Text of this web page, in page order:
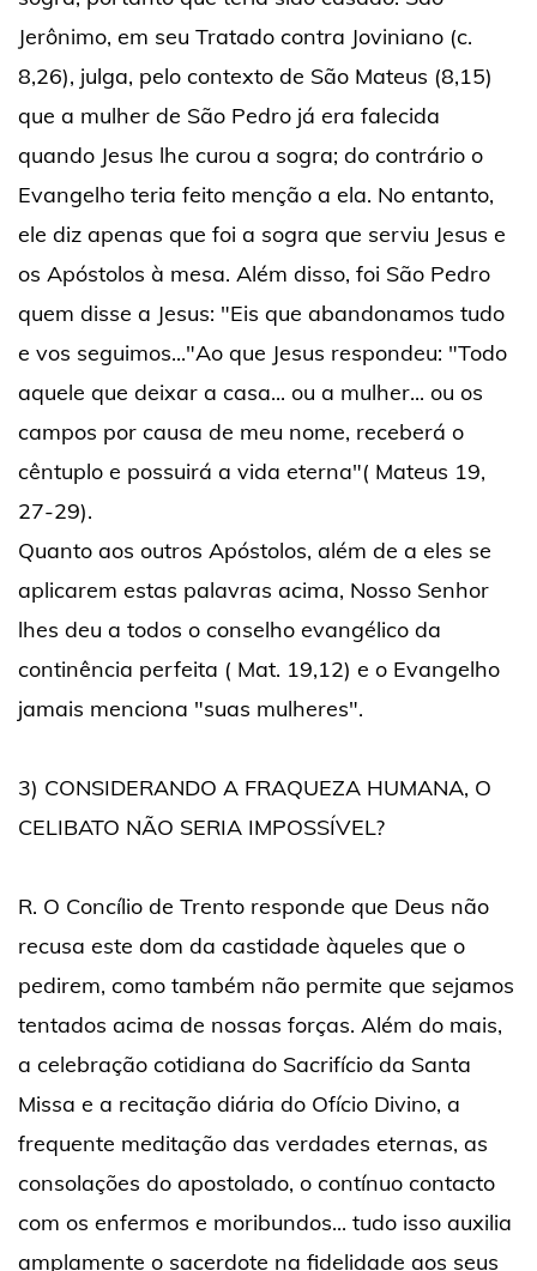
Jerônimo, em seu Tratado contra Joviniano (c.
8,26), julga, pelo contexto de São Mateus (8,15)
que a mulher de São Pedro já era falecida
quando Jesus lhe curou a sogra; do contrário o
Evangelho teria feito menção a ela. No entanto,
ele diz apenas que foi a sogra que serviu Jesus e
os Apóstolos à mesa. Além disso, foi São Pedro
quem disse a Jesus: "Eis que abandonamos tudo
e vos seguimos..."Ao que Jesus respondeu: "Todo
aquele que deixar a casa... ou a mulher... ou os
campos por causa de meu nome, receberá o
cêntuplo e possuirá a vida eterna"( Mateus 19,
27-29).
Quanto aos outros Apóstolos, além de a eles se
aplicarem estas palavras acima, Nosso Senhor
lhes deu a todos o conselho evangélico da
continência perfeita ( Mat. 19,12) e o Evangelho
jamais menciona "suas mulheres".
3) CONSIDERANDO A FRAQUEZA HUMANA, O
CELIBATO NÃO SERIA IMPOSSÍVEL?
R. O Concílio de Trento responde que Deus não
recusa este dom da castidade àqueles que o
pedirem, como também não permite que sejamos
tentados acima de nossas forças. Além do mais,
a celebração cotidiana do Sacrifício da Santa
Missa e a recitação diária do Ofício Divino, a
frequente meditação das verdades eternas, as
consolações do apostolado, o contínuo contacto
com os enfermos e moribundos... tudo isso auxilia
amplamente o sacerdote na fidelidade aos seus